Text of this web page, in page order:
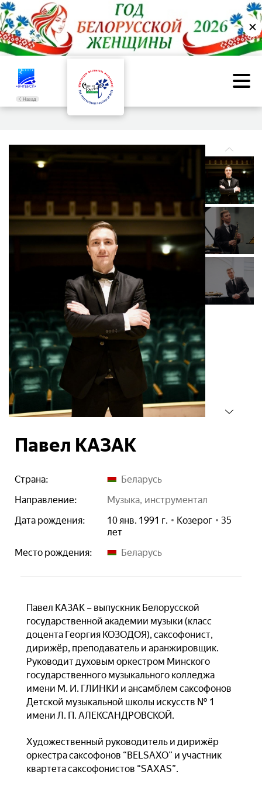
✕
Назад
Павел КАЗАК
Страна:
Беларусь
Направление:
музыка инструментал
Дата рождения:
10 янв. 1991 г. Козерог
35
лет
Место рождения:
Беларусь
Павел КАЗАК – выпускник Белорусской
государственной академии музыки (класс
доцента Георгия КОЗОДОЯ), саксофонист,
дирижёр, преподаватель и аранжировщик.
Руководит духовым оркестром Минского
государственного музыкального колледжа
имени М. И. ГЛИНКИ и ансамблем саксофонов
Детской музыкальной школы искусств № 1
имени Л. П. АЛЕКСАНДРОВСКОЙ.
Художественный руководитель и дирижёр
оркестра саксофонов “BELSAXO” и участник
квартета саксофонистов “SAXAS”.